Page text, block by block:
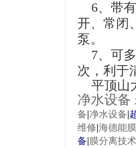
6、带
开、常闭
泵。
7、可
次，利于
平顶山
净水设备
备|净水设备|
维修|海德能膜
备|膜分离技术